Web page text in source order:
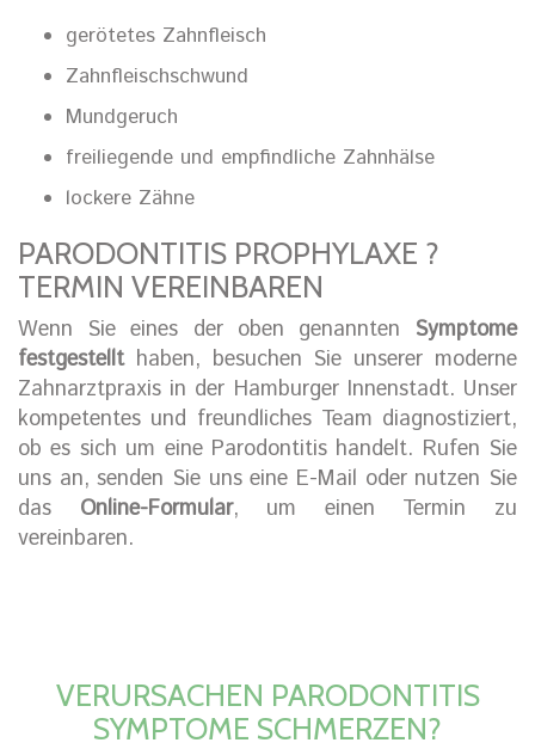
gerötetes Zahnfleisch
Zahnfleischschwund
Mundgeruch
freiliegende und empfindliche Zahnhälse
lockere Zähne
PARODONTITIS PROPHYLAXE ?
TERMIN VEREINBAREN
Wenn Sie eines der oben genannten Symptome
festgestellthaben, besuchen Sie unserer moderne
Zahnarztpraxis in der Hamburger Innenstadt. Unser
kompetentes und freundliches Team diagnostiziert,
ob es sich um eine Parodontitis handelt. Rufen Sie
uns an, senden Sie uns eine E-Mail oder nutzen Sie
das Online-Formular, um einen Termin zu
vereinbaren.
VERURSACHEN PARODONTITIS
SYMPTOME SCHMERZEN?